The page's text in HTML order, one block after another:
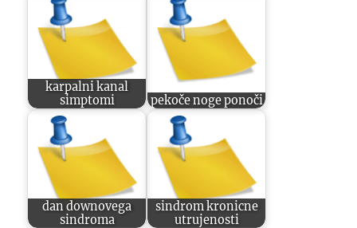
karpalni kanal
simptomi
pekoče noge ponoči
dan downovega
sindroma
sindrom kronicne
utrujenosti